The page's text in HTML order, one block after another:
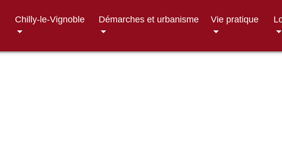
Chilly-le-Vignoble Démarches et urbanisme Vie pratique